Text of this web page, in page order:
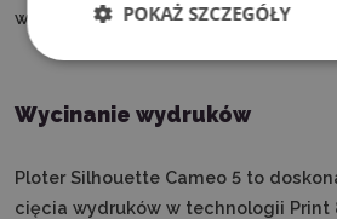
wygodniejszym.
Wycinanie wydruków
Ploter Silhouette Cameo 5 to
cięcia wydruków w technologii Print
POKAŻ SZCZEGÓŁY